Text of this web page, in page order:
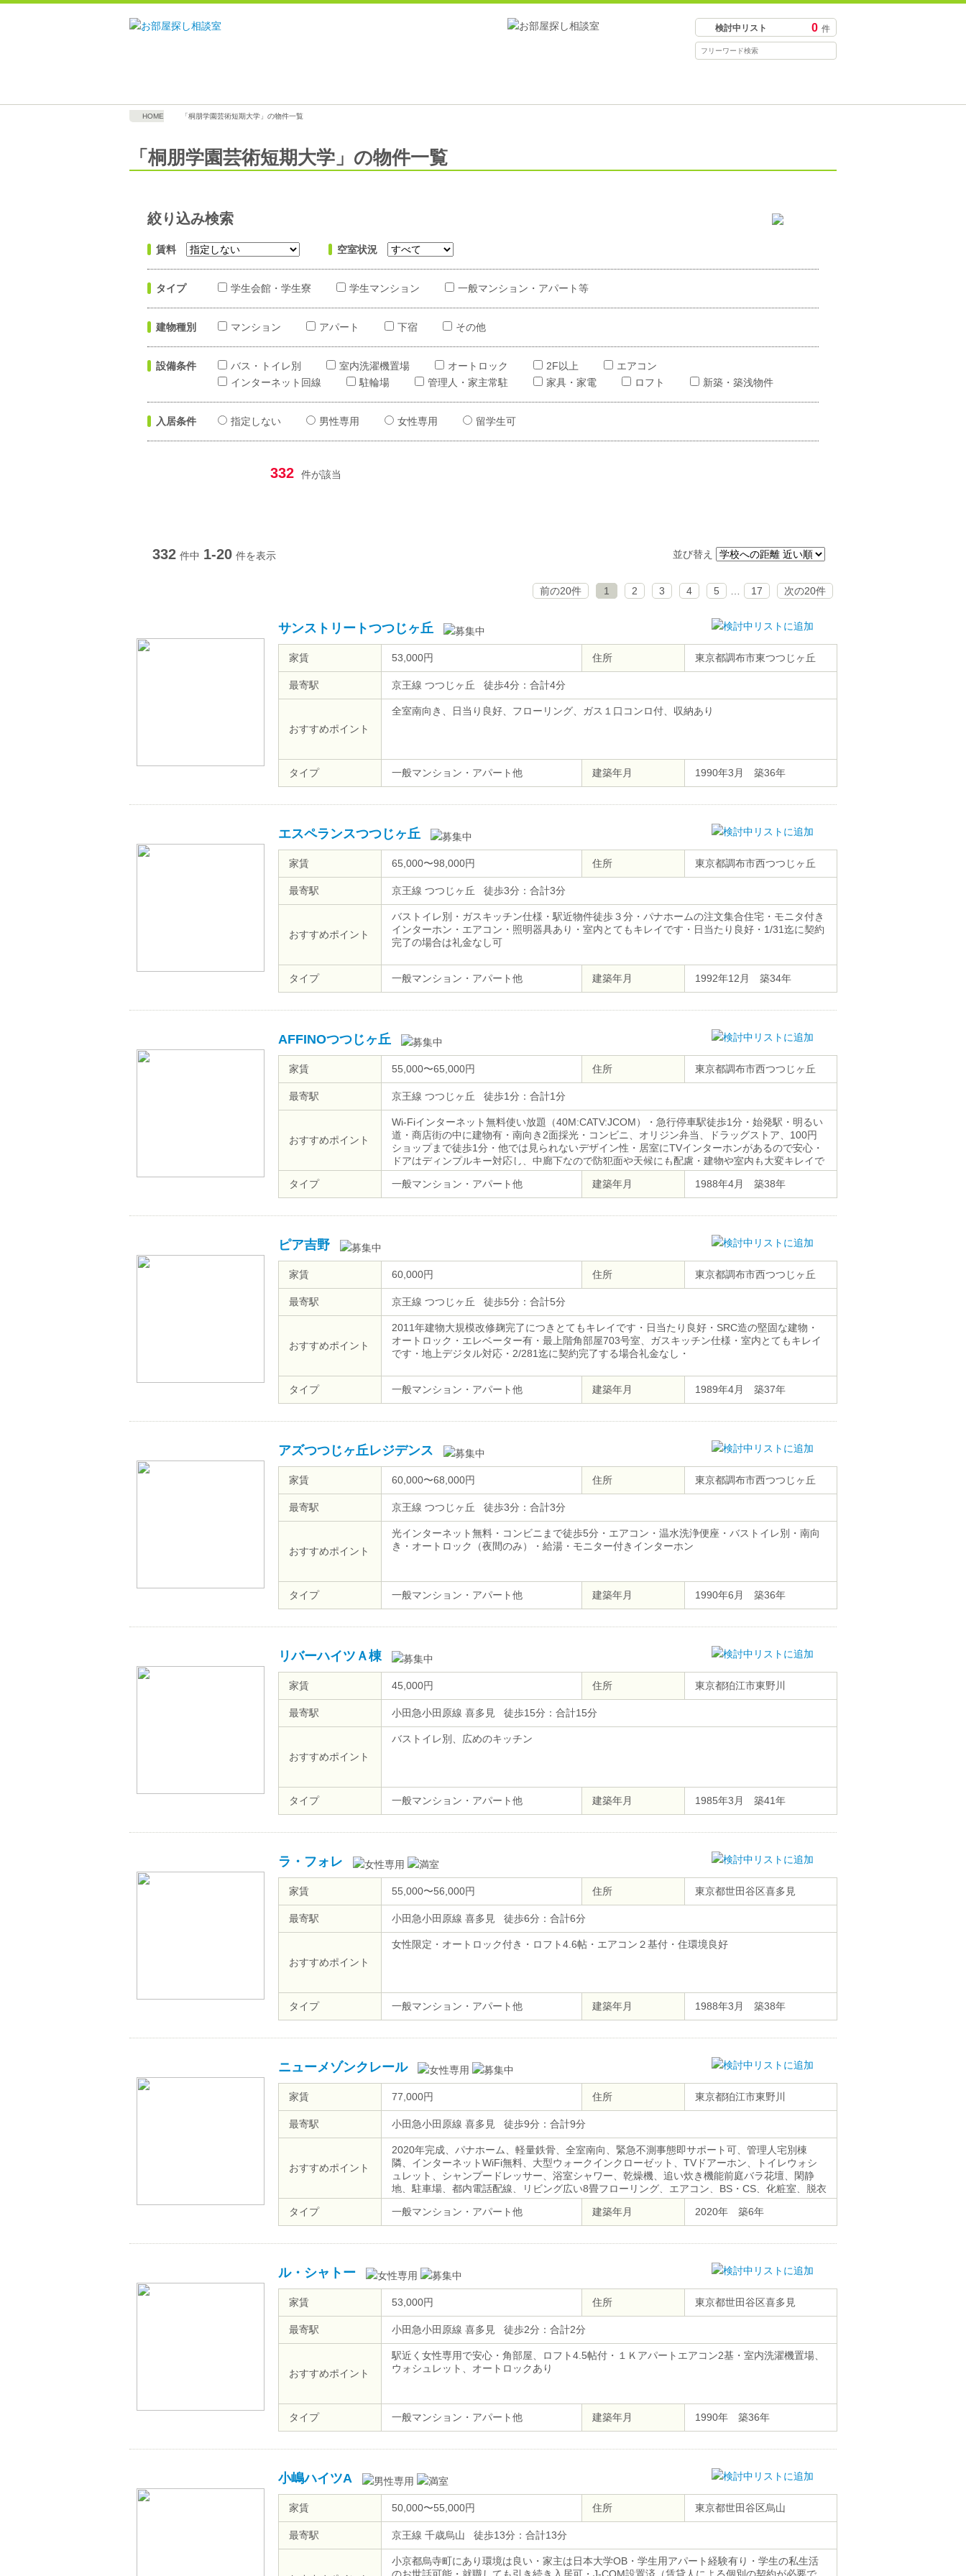
検討中リスト 0 件
HOME 「桐朋学園芸術短期大学」の物件一覧
「桐朋学園芸術短期大学」の物件一覧
絞り込み検索
賃料 空室状況
タイプ 学生会館・学生寮 学生マンション 一般マンション・アパート等
建物種別 マンション アパート 下宿 その他
設備条件 バス・トイレ別 室内洗濯機置場 オートロック 2F以上
エアコン
インターネット回線
駐輪場 管理人・家主常駐 家具・家電 ロフト 新築・築浅物件
入居条件 指定しない 男性専用 女性専用 留学生可
332 件が該当
332 件中 1-20 件を表示 並び替え
前の20件 1 2 3 4 5 17 次の20件
サンストリートつつじヶ丘
家賃 53,000円 住所 東京都調布市東つつじヶ丘
最寄駅 京王線 つつじヶ丘 徒歩4分：合計4分
おすすめポイント
全室南向き、日当り良好、フローリング、ガス１口コンロ付、収納あり
タイプ 一般マンション・アパート他 建築年月 1990年3月 築36年
エスペランスつつじヶ丘
家賃 65,000〜98,000円 住所 東京都調布市西つつじヶ丘
最寄駅 京王線 つつじヶ丘 徒歩3分：合計3分
おすすめポイント
バストイレ別・ガスキッチン仕様・駅近物件徒歩３分・パナホームの注文集合住宅・モニタ付き
インターホン・エアコン・照明器具あり・室内とてもキレイです・日当たり良好・1/31迄に契約
完了の場合は礼金なし可
タイプ 一般マンション・アパート他 建築年月 1992年12月 築34年
AFFINOつつじヶ丘
家賃 55,000〜65,000円 住所 東京都調布市西つつじヶ丘
最寄駅 京王線 つつじヶ丘 徒歩1分：合計1分
おすすめポイント
Wi-Fiインターネット無料使い放題（40M:CATV:JCOM）・急行停車駅徒歩1分・始発駅・明るい
道・商店街の中に建物有・南向き2面採光・コンビニ、オリジン弁当、ドラッグストア、100円
ショップまで徒歩1分・他では見られないデザイン性・居室にTVインターホンがあるので安心・
ドアはディンプルキー対応し、中廊下なので防犯面や天候にも配慮・建物や室内も大変キレイで
プチデザイン仕様でオシャレ・社会人になっても継続で住む事も可能・フローリング、BS/CS対
応、バルコニー有・新宿まで15分
タイプ 一般マンション・アパート他 建築年月 1988年4月 築38年
ピア吉野
家賃 60,000円 住所 東京都調布市西つつじヶ丘
最寄駅 京王線 つつじヶ丘 徒歩5分：合計5分
おすすめポイント
2011年建物大規模改修麹完了につきとてもキレイです・日当たり良好・SRC造の堅固な建物・
オートロック・エレベーター有・最上階角部屋703号室、ガスキッチン仕様・室内とてもキレイ
です・地上デジタル対応・2/281迄に契約完了する場合礼金なし・
タイプ 一般マンション・アパート他 建築年月 1989年4月 築37年
アズつつじヶ丘レジデンス
家賃 60,000〜68,000円 住所 東京都調布市西つつじヶ丘
最寄駅 京王線 つつじヶ丘 徒歩3分：合計3分
おすすめポイント
光インターネット無料・コンビニまで徒歩5分・エアコン・温水洗浄便座・バストイレ別・南向
き・オートロック（夜間のみ）・給湯・モニター付きインターホン
タイプ 一般マンション・アパート他 建築年月 1990年6月 築36年
リバーハイツＡ棟
家賃 45,000円 住所 東京都狛江市東野川
最寄駅 小田急小田原線 喜多見 徒歩15分：合計15分
おすすめポイント
バストイレ別、広めのキッチン
タイプ 一般マンション・アパート他 建築年月 1985年3月 築41年
ラ・フォレ
家賃 55,000〜56,000円 住所 東京都世田谷区喜多見
最寄駅 小田急小田原線 喜多見 徒歩6分：合計6分
おすすめポイント
女性限定・オートロック付き・ロフト4.6帖・エアコン２基付・住環境良好
タイプ 一般マンション・アパート他 建築年月 1988年3月 築38年
ニューメゾンクレール
家賃 77,000円 住所 東京都狛江市東野川
最寄駅 小田急小田原線 喜多見 徒歩9分：合計9分
おすすめポイント
2020年完成、パナホーム、軽量鉄骨、全室南向、緊急不測事態即サポート可、管理人宅別棟
隣、インターネットWiFi無料、大型ウォークインクローゼット、TVドアーホン、トイレウォシ
ュレット、シャンプードレッサー、浴室シャワー、乾燥機、追い炊き機能前庭バラ花壇、閑静
地、駐車場、都内電話配線、リビング広い8畳フローリング、エアコン、BS・CS、化粧室、脱衣
所、大型姿見、洗濯機置き場、二重キー、給湯、2口ガス、ベランダ、無料自転車置場
タイプ
一般マンション・アパート他 建築年月 2020年 築6年
ル・シャトー
家賃 53,000円 住所 東京都世田谷区喜多見
最寄駅 小田急小田原線 喜多見 徒歩2分：合計2分
おすすめポイント
駅近く女性専用で安心・角部屋、ロフト4.5帖付・１Ｋアパートエアコン2基・室内洗濯機置場、
ウォシュレット、オートロックあり
タイプ 一般マンション・アパート他 建築年月 1990年 築36年
小嶋ハイツA
家賃 50,000〜55,000円 住所 東京都世田谷区烏山
最寄駅 京王線 千歳烏山 徒歩13分：合計13分
小京都烏寺町にあり環境は良い・家主は日本大学OB・学生用アパート経験有り・学生の私生活